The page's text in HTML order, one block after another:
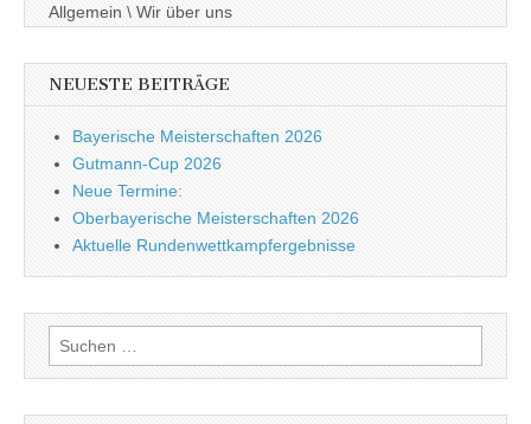
Allgemein \ Wir über uns
NEUESTE BEITRÄGE
Bayerische Meisterschaften 2026
Gutmann-Cup 2026
Neue Termine:
Oberbayerische Meisterschaften 2026
Aktuelle Rundenwettkampfergebnisse
Suche nach: